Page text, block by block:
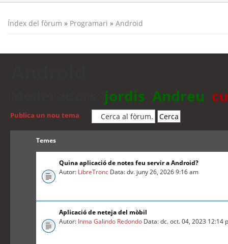
Índex del fòrum » Programari » Android
jordis Andreu
Publica un nou tema
Temes
Quina aplicació de notes feu servir a Android?
Autor: LibreTronc Data: dv. juny 26, 2026 9:16 am
Aplicació de neteja del mòbil
Autor: Inma Galindo Redondo Data: dc. oct. 04, 2023 12:14